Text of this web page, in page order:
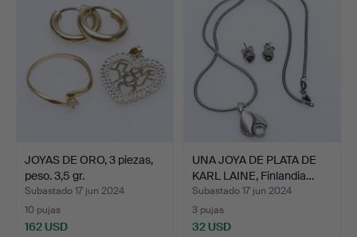
JOYAS DE ORO, 3 piezas,
peso. 3,5 gr.
Subastado 17 jun 2024
10 pujas
162 USD
UNA JOYA DE PLATA DE
KARL LAINE, Finlandia…
Subastado 17 jun 2024
3 pujas
32 USD